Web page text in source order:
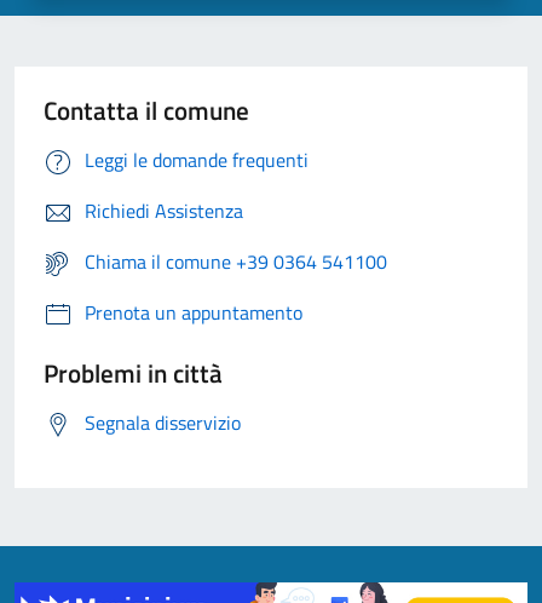
Contatta il comune
Leggi le domande frequenti
Richiedi Assistenza
Chiama il comune +39 0364 541100
Prenota un appuntamento
Problemi in città
Segnala disservizio